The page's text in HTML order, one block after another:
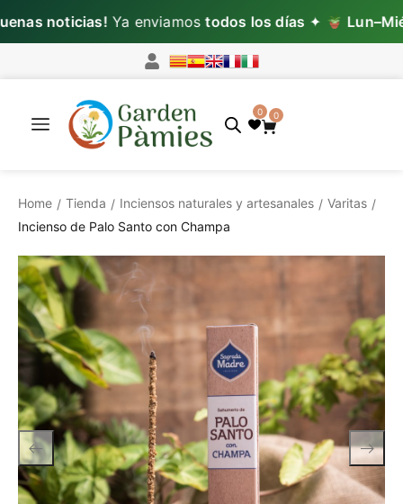
noticias!Ya enviamostodos los días✦ Lun–Mié:
0 0
Home / Tienda / Inciensos naturales y artesanales / Varitas /
Incienso de Palo Santo con Champa